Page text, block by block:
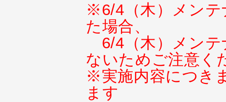
※6/4（木）メンテ
た場合、
6/4（木）メン
ないためご注意く
※実施内容につき
ます